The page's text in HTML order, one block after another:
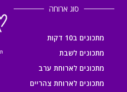
סוג ארוחה
מתכונים ב10 דקות
מתכונים לשבת
מתכונים לארוחת ערב
מתכונים לארוחת צהריים